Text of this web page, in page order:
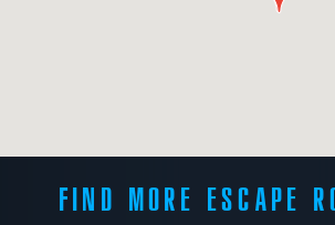
FIND MORE ESCAPE